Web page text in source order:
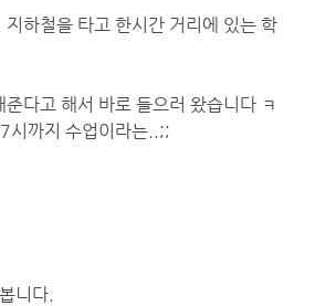
하철을 타고 한시간 거리에 있는 학
다고 해서 바로 들으러 왔습니다 ㅋ
시까지 수업이라는..;;
니다.